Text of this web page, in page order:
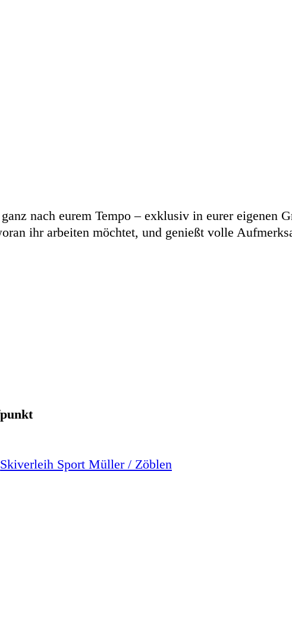
nach eurem Tempo – exklusiv in eurer eigenen
ihr arbeiten möchtet, und genießt volle
Skiverleih Sport Müller / Zöblen